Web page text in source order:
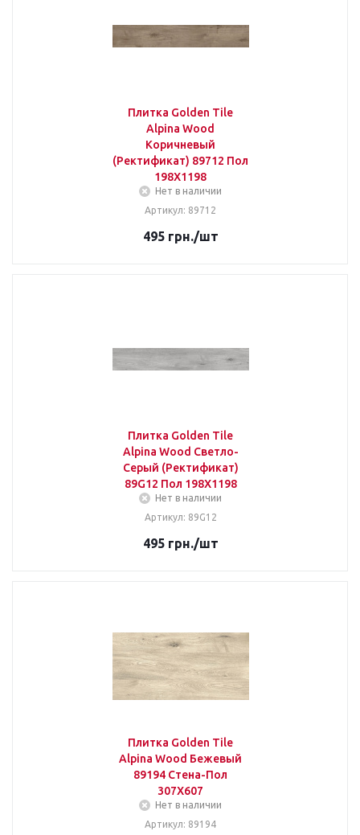
Плитка Golden Tile
Alpina Wood
Коричневый
(Ректификат) 89712 Пол
198Х1198
Нет в наличии
Артикул: 89712
495грн./шт
Плитка Golden Tile
Alpina Wood Светло-
Серый (Ректификат)
89G12 Пол 198Х1198
Нет в наличии
Артикул: 89G12
495грн./шт
Плитка Golden Tile
Alpina Wood Бежевый
89194 Стена-Пол
307Х607
Нет в наличии
Артикул: 89194